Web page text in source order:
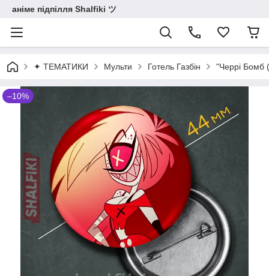
аніме підпілля Shalfiki ツ
✦ ТЕМАТИКИ Мульти Готель Газбін "Черрі Бомб
–10%